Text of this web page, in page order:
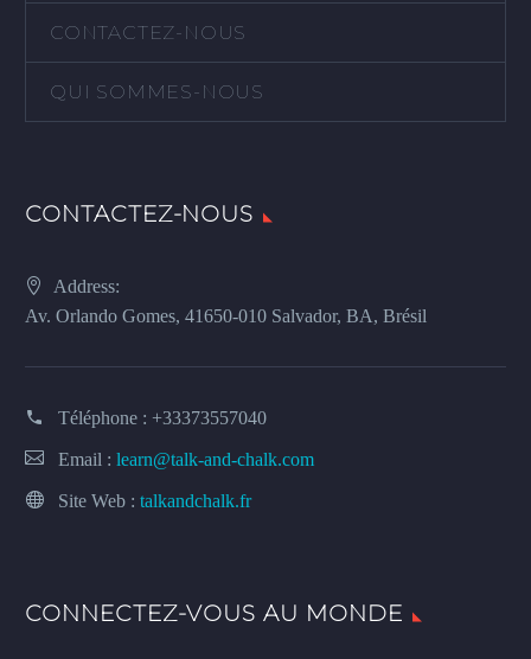
CONTACTEZ-NOUS
QUI SOMMES-NOUS
CONTACTEZ-NOUS
Address:
Av. Orlando Gomes, 41650-010 Salvador, BA, Brésil
Téléphone : +33373557040
Email : learn@talk-and-chalk.com
Site Web : talkandchalk.fr
CONNECTEZ-VOUS AU MONDE